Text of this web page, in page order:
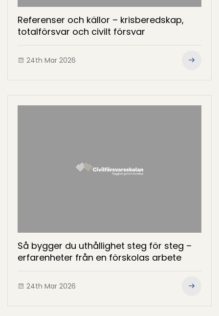
Referenser och källor – krisberedskap,
totalförsvar och civilt försvar
24th Mar 2026
Så bygger du uthållighet steg för steg –
erfarenheter från en förskolas arbete
24th Mar 2026